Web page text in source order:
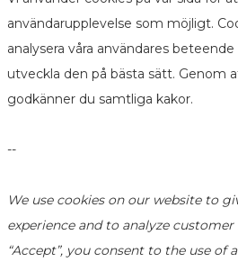
användarupplevelse som möjligt.
analysera våra användares
utveckla den på bästa sätt. Genom
godkänner du samtliga kakor.
--
We use cookies on our website to
experience and to analyze
“Accept”, you consent to the use of